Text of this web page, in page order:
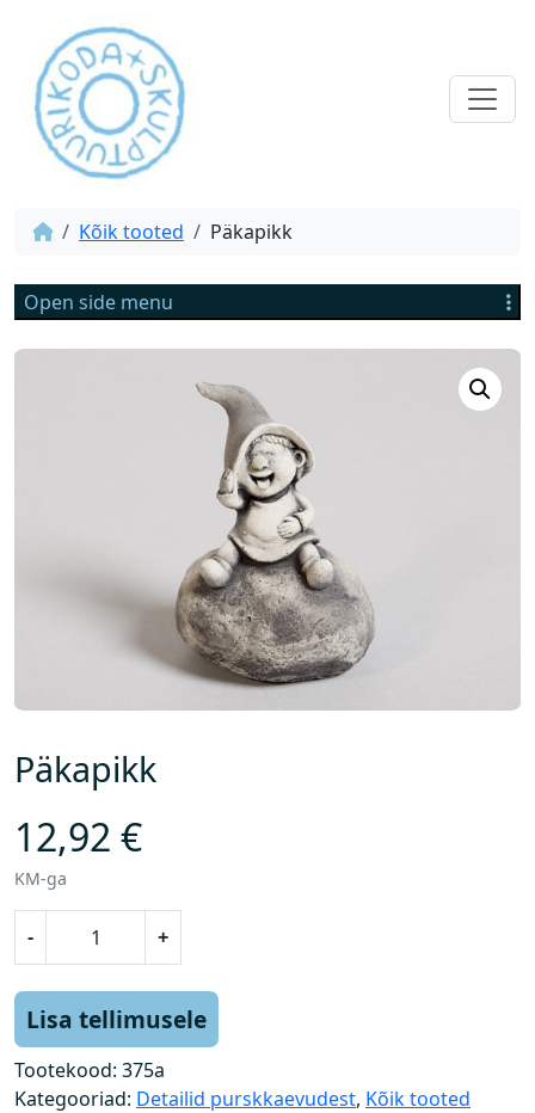
Kõik tooted Päkapikk
Open side menu
Päkapikk
12,92 €
KM-ga
-
p
i
k
+
Lisa tellimusele
Tootekood: 375a
Kategooriad: Detailid purskkaevudest, Kõik tooted